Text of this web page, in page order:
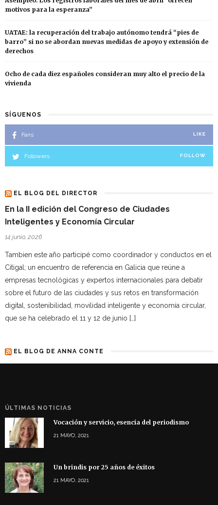
motivos para la esperanza”
UATAE: la recuperación del trabajo autónomo tendrá “pies de
barro” si no se abordan nuevas medidas de apoyo y extensión de
derechos
Ocho de cada diez españoles consideran muy alto el precio de la
vivienda
SÍGUENOS
Fans LIKE
Followers FOLLOW
EL BLOG DEL DIRECTOR
En la II edición del Congreso de Ciudades
Inteligentes y Economía Circular
14 junio, 2026
Tambien este año participé como coordinador y conductos en el
Citigal; un encuentro de referencia en Galicia que reúne a
empresas tecnológicas y expertos internacionales para debatir
sobre el futuro de las ciudades y sus retos en transformación
digital, sostenibilidad, movilidad inteligente y economía circular,
que se ha celebrado el 11 y 12 de junio […]
EL BLOG DE ANNA CONTE
ÚLTIMAS NOTICIAS
Vocación y servicio, esencia del periodismo
21 MAYO, 2021
Un brindis por 25 años de éxitos
21 MAYO, 2021